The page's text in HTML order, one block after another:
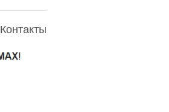
Контакты